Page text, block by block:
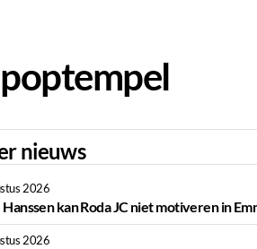
nieuws
2026
kan Roda JC niet motiveren in
2026